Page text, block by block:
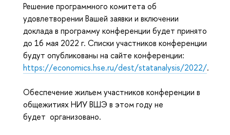
Решение программного комитета об
удовлетворении Вашей заявки и включении
доклада в программу конференции будет принято
до 16 мая 2022 г. Списки участников конференции
будут опубликованы на сайте конференции:
https://economics.hse.ru/dest/statanalysis/2022/.
Обеспечение жильем участников конференции в
общежитиях НИУ ВШЭ в этом году не
будет организовано.